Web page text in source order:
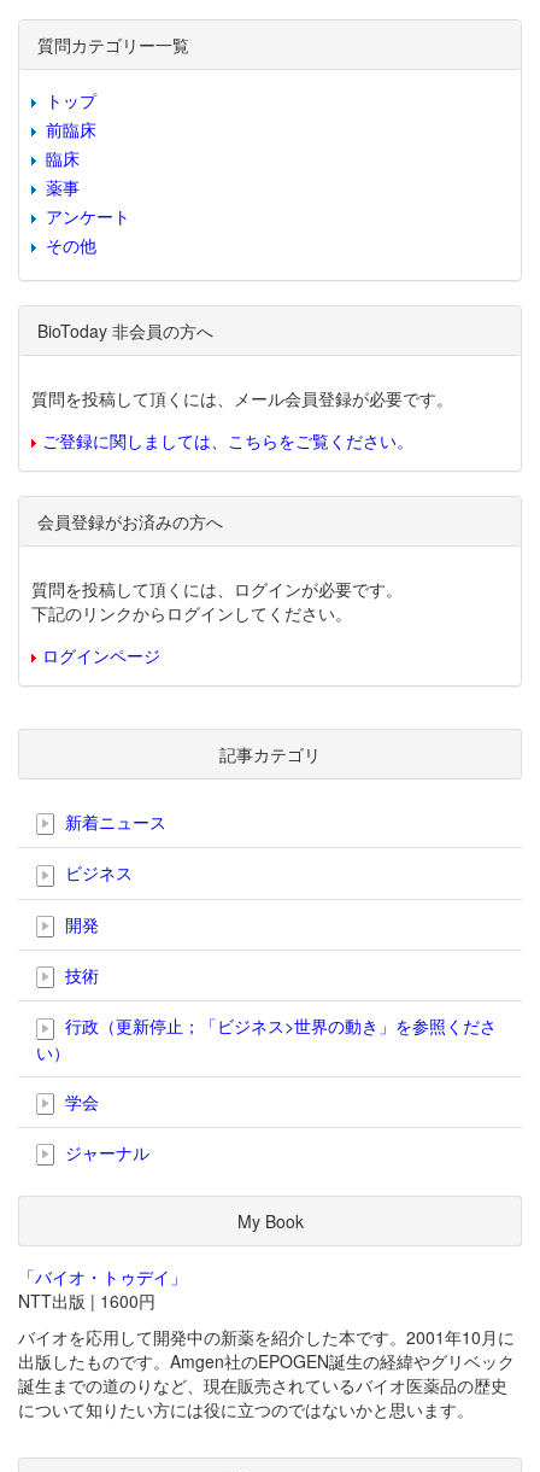
質問カテゴリー一覧
トップ
前臨床
臨床
薬事
アンケート
その他
BioToday 非会員の方へ
質問を投稿して頂くには、メール会員登録が必要です。
ご登録に関しましては、こちらをご覧ください。
会員登録がお済みの方へ
質問を投稿して頂くには、ログインが必要です。
下記のリンクからログインしてください。
ログインページ
記事カテゴリ
新着ニュース
ビジネス
開発
技術
行政（更新停止；「ビジネス>世界の動き」を参照くださ
い）
学会
ジャーナル
My Book
「バイオ・トゥデイ」
NTT出版 | 1600円
バイオを応用して開発中の新薬を紹介した本です。2001年10月に
出版したものです。Amgen社のEPOGEN誕生の経緯やグリベック
誕生までの道のりなど、現在販売されているバイオ医薬品の歴史
について知りたい方には役に立つのではないかと思います。